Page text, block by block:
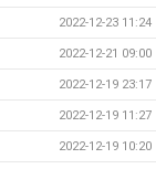
2022-12-23 11:24
2022-12-21 09:00
2022-12-19 23:17
2022-12-19 11:27
2022-12-19 10:20